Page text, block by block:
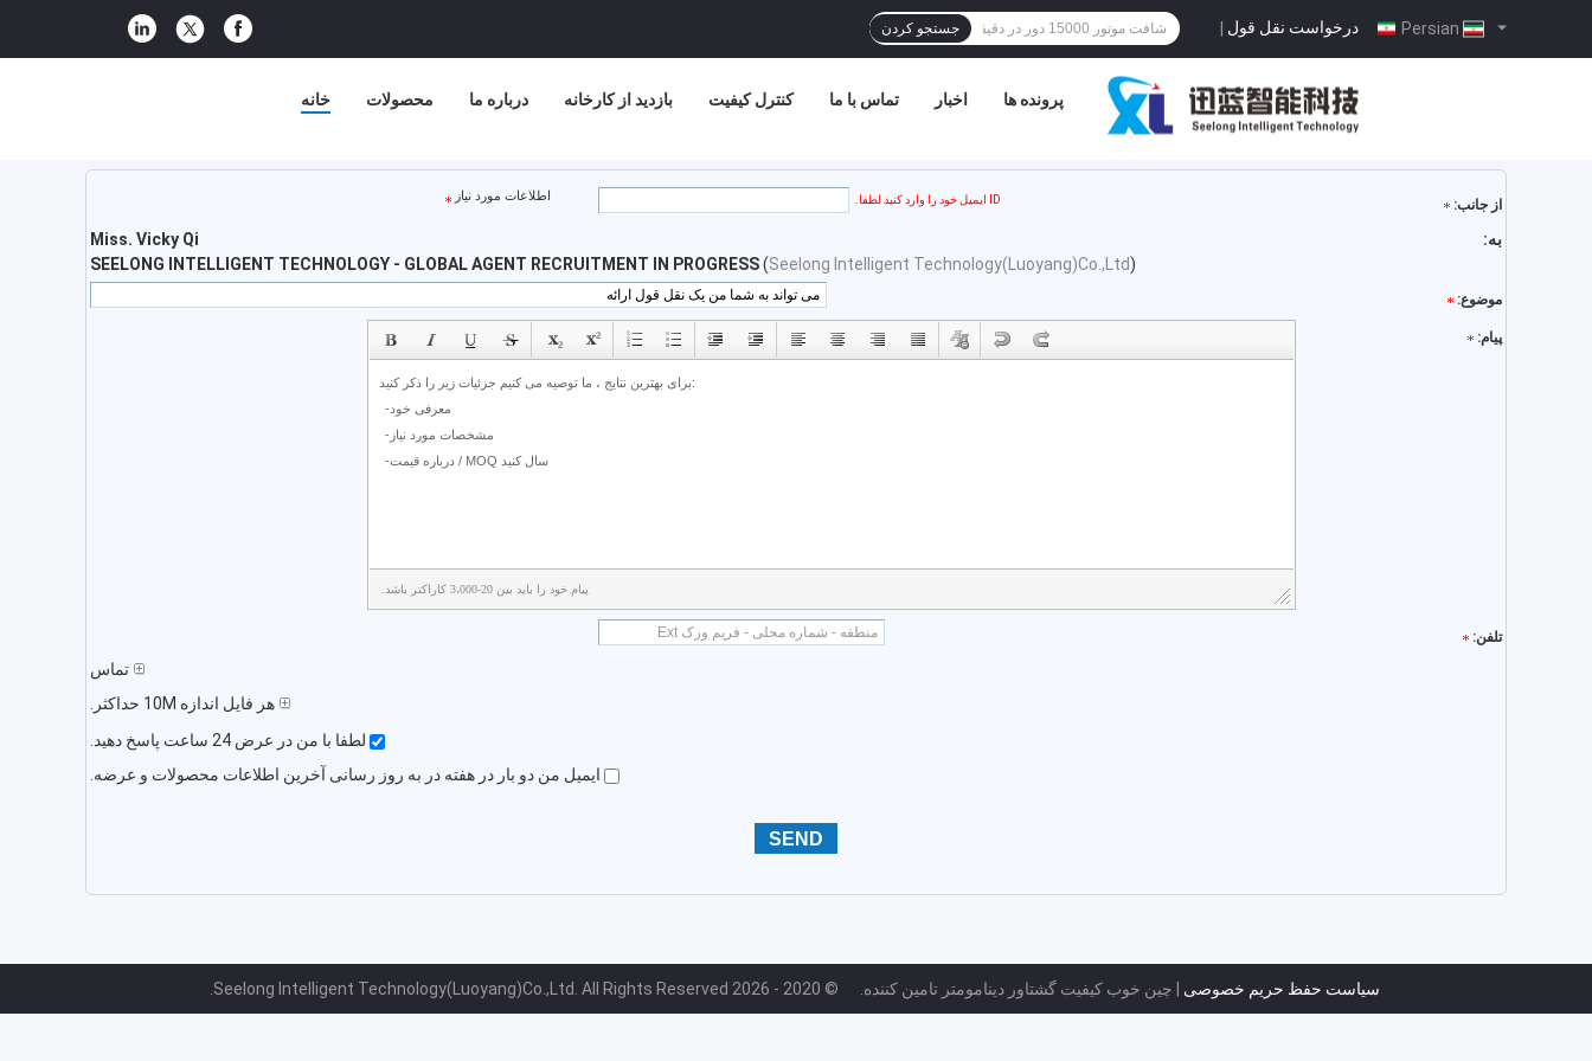
درخواست نقل قول | جستجو کردن
خانه محصولات درباره ما بازدید از کارخانه کنترل کیفیت تماس با ما اخبار پرونده ها
از جانب: ID ایمیل خود را وارد کنید لطفا. اطلاعات مورد نیاز
به:
Miss. Vicky Qi
SEELONG INTELLIGENT TECHNOLOGY - GLOBAL AGENT RECRUITMENT IN PROGRESS(Seelong Intelligent Technology(Luoyang)Co.,Ltd)
موضوع:
پیام:
پیام خود را باید بین 20-3،000 کاراکتر باشد.
تلفن:
تماس
هر فایل اندازه 10M حداکثر.
لطفا با من در عرض 24 ساعت پاسخ دهید.
ایمیل من دو بار در هفته در به روز رسانی آخرین اطلاعات محصولات و عرضه.
سیاست حفظ حریم خصوصی | چین خوب کیفیت گشتاور دینامومتر تامین کننده. © 2020 - 2026 Seelong Intelligent Technology(Luoyang)Co.,Ltd. All Rights Reserved.